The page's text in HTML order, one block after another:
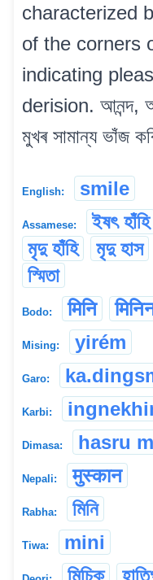
characterized
of the corners
indicating
derision. আনন্দ,
মুখৰ সামান্য ভাঁজ
English: smile
Assamese: ইষৎ হাঁহি
মৃদু হাঁহি
মৃদু হাস
স্মিতা
Bodo: मिनि
Mising: yirém
Garo:
Karbi:
Dimasa: hasru
Nepali: मुस्कान
Rabha: মিনি
Tiwa: mini
মিচিক্